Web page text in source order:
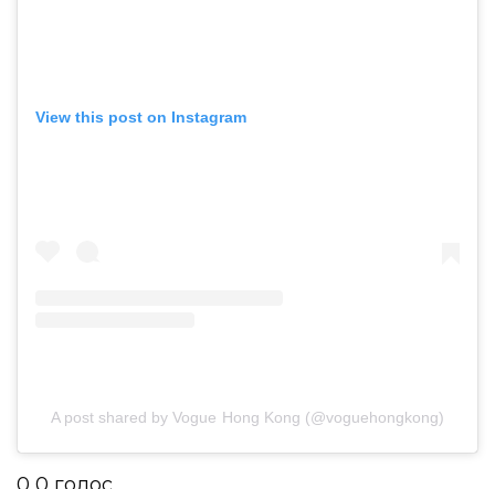
View this post on Instagram
A post shared by Vogue Hong Kong (@voguehongkong)
0 0 голос